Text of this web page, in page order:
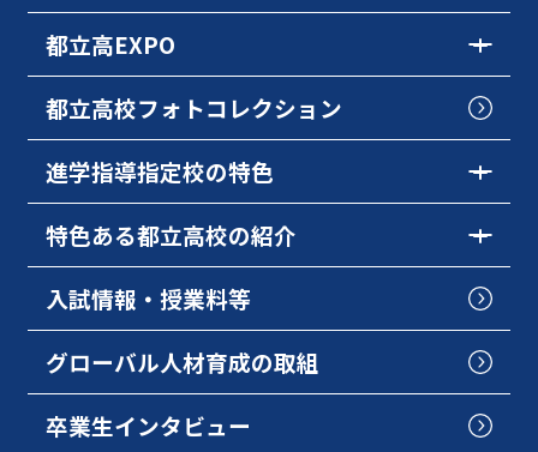
都立高EXPO
都立高校フォトコレクション
進学指導指定校の特色
特色ある都立高校の紹介
入試情報・授業料等
グローバル人材育成の取組
卒業生インタビュー